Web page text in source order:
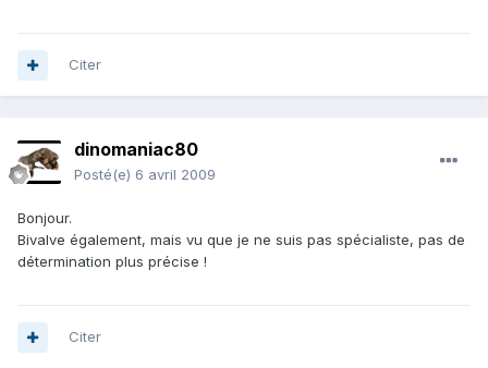
Citer
dinomaniac80
Posté(e) 6 avril 2009
Bonjour.
Bivalve également, mais vu que je ne suis pas spécialiste, pas de
détermination plus précise !
Citer